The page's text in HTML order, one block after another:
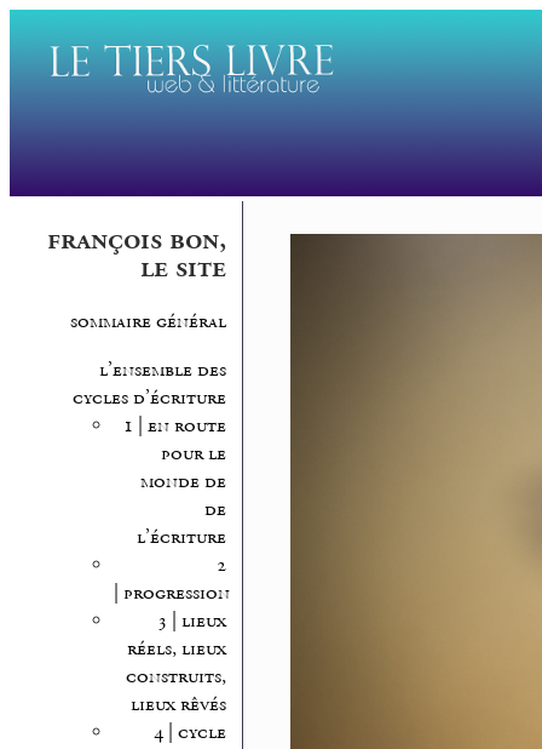
françois bon,
le site
sommaire général
l’ensemble des
cycles d’écriture
1 | en route
pour le
monde de
de
l’écriture
2
| progression
3 | lieux
réels, lieux
construits,
lieux rêvés
4 | cycle